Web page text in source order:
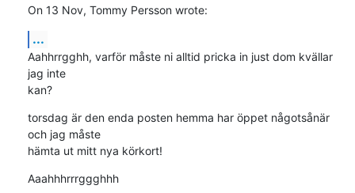
On 13 Nov, Tommy Persson wrote:
...
Aahhrrgghh, varför måste ni alltid pricka in just dom kvällar
jag inte
kan?
torsdag är den enda posten hemma har öppet någotsånär
och jag måste
hämta ut mitt nya körkort!
Aaahhhrrrggghhh